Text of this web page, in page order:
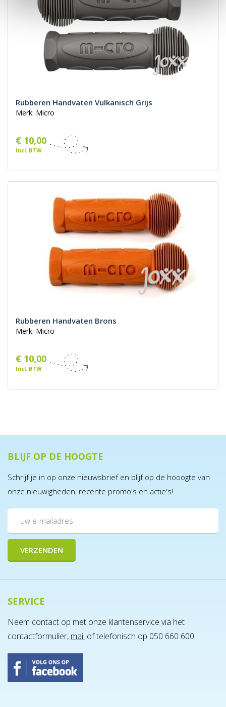
Rubberen Handvaten Vulkanisch Grijs
Merk: Micro
€ 10,00
Incl. BTW
Rubberen Handvaten Brons
Merk: Micro
€ 10,00
Incl. BTW
BLIJF OP DE HOOGTE
Schrijf je in op onze nieuwsbrief en blijf op de hooogte van
onze nieuwigheden, recente promo's en actie's!
SERVICE
Neem contact op met onze klantenservice via het
contactformulier, mail of telefonisch op 050 660 600